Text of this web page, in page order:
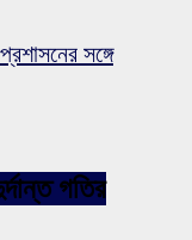
সঙ্গে
গতির